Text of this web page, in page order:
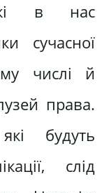
в нас
сучасної
числі й
права.
будуть
слід